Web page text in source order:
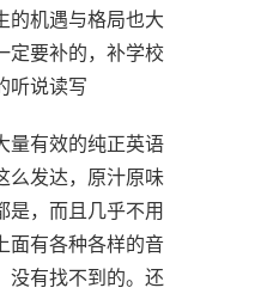
的机遇与格局也大
定要补的，补学校
听说读写
有效的纯正英语
么发达，原汁原味
是，而且几乎不用
面有各种各样的音
没有找不到的。还